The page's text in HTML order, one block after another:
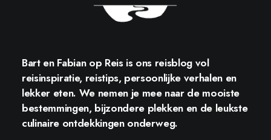
Bart en Fabian op Reisis ons reisblog vol
reisinspiratie, reistips, persoonlijke verhalen en
lekker eten. We nemen je mee naar de mooiste
bestemmingen, bijzondere plekken en de leukste
culinaire ontdekkingen onderweg.